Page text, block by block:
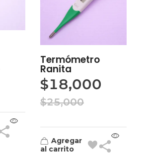
Termómetro
Ranita
$18,000
$25,000
Agregar
al carrito